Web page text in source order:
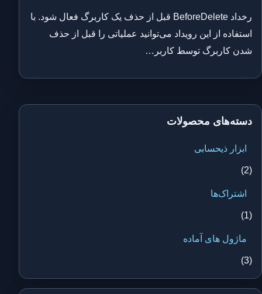
رخداد BeforeDelete قبل از حذف یک کاربرگ فعال شود. با
استفاده از این رویداد می‌توانید عملیاتی را قبل از حذف
شدن کاربرگ توسط کاربر…
دسته‌های محصولات
ابزار ذیحسابی
(2)
اشتراک‌ها
(1)
ماژول های آماده
(3)